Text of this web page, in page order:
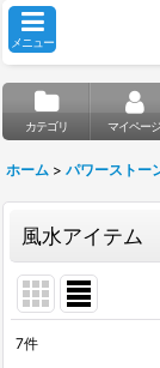
メニュー
カテゴリ マイページ
ホーム > パワーストー
風水アイテム
7件